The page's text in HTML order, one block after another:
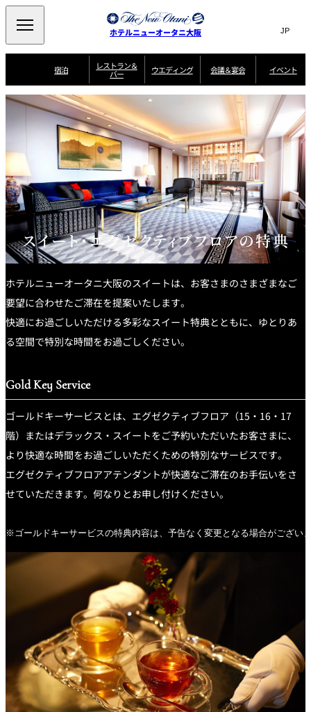
ホテルニューオータニ大阪 Search
サ
ト
内
検
索
窓
を
閉
言
切
替
え
メ
ニ
ー
を
JP(日本語)
EN
中文(简)(中文(简))
한국어 (한국어)
Select Language▼
宿泊
宿
泊
プ
ラ
ン
一
覧
サ
ー
ビ
ス
ガ
イ
ド
スイート・エグゼ
クティブフロアの
特典
食のご案内
ー
ム
サ
ー
ビ
ス
レストラン＆
バー
トラ
ン＆
バー
西洋料理
SAKURA SATSUKI
日本料理
けやき 季処 一心
麺処
NAKAJIMA 乾山
叙々苑 游玄亭
花外楼 大坂城
店 藤尾
中国料理
創作料理
味寛
LOUNGE
スイーツ
パティスリー
SATSUKI
バー
キャッスル
フォーシーズ
ンズ
ルームサービス
ルームサービ
River Terrace
個室のあるレ
ストラン
ご案内
ウエディング
ウ
エ
デ
ィ
ン
グ
ニューオータニウ
エディングの魅力
デ
ィ
ン
グ
ス
タ
イ
新着情報
挙式 披露宴 料理・ケーキ
ム
ー
ビ
ドレスブランド
「ituwa（いつ
わ）」
ストア オープン
来
館
お
問
合
せ
資
料
請
求
ホテルへのアクセ
ス
会議＆宴会
会
議
＆
宴
会
宴
会
場
一
覧
ラ
ン
一
覧 お料
会
ご
予
約
・
お
問
合
せ
フ
ー
イベント
スイート・エグゼクティブフロアの特典
ホテルニューオータニ大阪のスイートは、お客さまのさまざまなご
要望に合わせたご滞在を提案いたします。
快適にお過ごしいただける多彩なスイート特典とともに、ゆとりあ
る空間で特別な時間をお過ごしください。
Gold Key Service
ゴールドキーサービスとは、エグゼクティブフロア（15・16・17
階）またはデラックス・スイートをご予約いただいたお客さまに、
より快適な時間をお過ごしいただくための特別なサービスです。
エグゼクティブフロアアテンダントが快適なご滞在のお手伝いをさ
せていただきます。何なりとお申し付けください。
※ゴールドキーサービスの特典内容は、予告なく変更となる場合がござい